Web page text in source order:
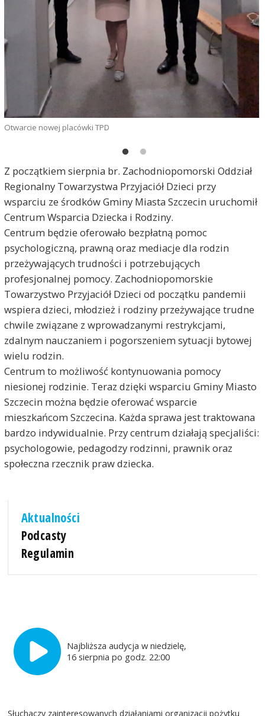
Otwarcie nowej placówki TPD
Z początkiem sierpnia br. Zachodniopomorski Oddział
Regionalny Towarzystwa Przyjaciół Dzieci przy
wsparciu ze środków Gminy Miasta Szczecin uruchomił
Centrum Wsparcia Dziecka i Rodziny.
Centrum będzie oferowało bezpłatną pomoc
psychologiczną, prawną oraz mediacje dla rodzin
przeżywających trudności i potrzebujących
profesjonalnej pomocy. Zachodniopomorskie
Towarzystwo Przyjaciół Dzieci od początku pandemii
wspiera dzieci, młodzież i rodziny przeżywające trudne
chwile związane z wprowadzanymi restrykcjami,
zdalnym nauczaniem i pogorszeniem sytuacji bytowej
wielu rodzin.
Centrum to możliwość kontynuowania pomocy
niesionej rodzinie. Teraz dzięki wsparciu Gminy Miasto
Szczecin można będzie oferować wsparcie
mieszkańcom Szczecina. Każda sprawa jest traktowana
bardzo indywidualnie. Przy centrum działają specjaliści:
psychologowie, pedagodzy rodzinni, prawnik oraz
społeczna rzecznik praw dziecka.
Aktualności
Podcasty
Regulamin
Najbliższa audycja w niedzielę,
16 sierpnia po godz. 22:00
Słuchaczy zainteresowanych działaniami organizacji pożytku